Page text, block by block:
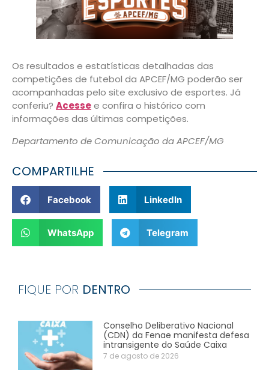
Os resultados e estatísticas detalhadas das
competições de futebol da APCEF/MG poderão ser
acompanhadas pelo site exclusivo de esportes. Já
conferiu? Acessee confira o histórico com
informações das últimas competições.
Departamento de Comunicação da APCEF/MG
COMPARTILHE
Facebook LinkedIn
WhatsApp Telegram
FIQUE POR DENTRO
Conselho Deliberativo Nacional
(CDN) da Fenae manifesta defesa
intransigente do Saúde Caixa
7 de agosto de 2026